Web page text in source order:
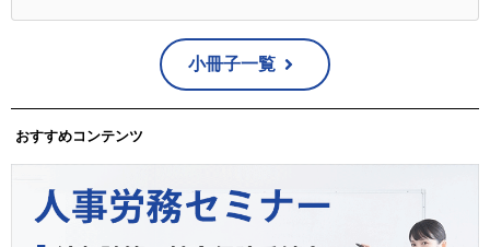
小冊子一覧
おすすめコンテンツ